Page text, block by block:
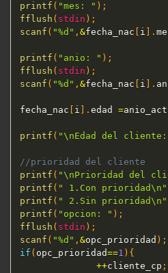
printf ( "mes: " ) ;
fflush ( stdin ) ;
scanf ( "%d" , &fecha_nac i .
printf ( "anio: " ) ;
fflush ( stdin ) ;
scanf ( "%d" , &fecha_nac i .
fecha_nac i . edad =
printf ( "\nEdad del cliente:
//prioridad del cliente
printf ( "\nPrioridad del
printf ( " 1.Con prioridad\n"
printf ( " 2.Sin prioridad\n"
printf ( "opcion: " ) ;
fflush ( stdin ) ;
scanf ( "%d" , &opc_prioridad ) ;
if ( opc_prioridad==1 ) {
++cliente_cp ;